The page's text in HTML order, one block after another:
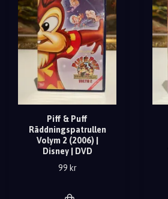
Piff & Puff
Räddningspatrullen
Volym 2 (2006) |
Disney | DVD
99 kr